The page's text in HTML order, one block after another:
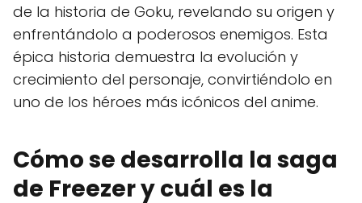
de la historia de Goku, revelando su origen y
enfrentándolo a poderosos enemigos. Esta
épica historia demuestra la evolución y
crecimiento del personaje, convirtiéndolo en
uno de los héroes más icónicos del anime.
Cómo se desarrolla la saga
de Freezer y cuál es la